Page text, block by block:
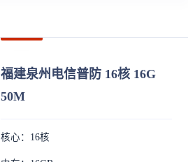
福建泉州电信普防 16核 16G
50M
核心：16核